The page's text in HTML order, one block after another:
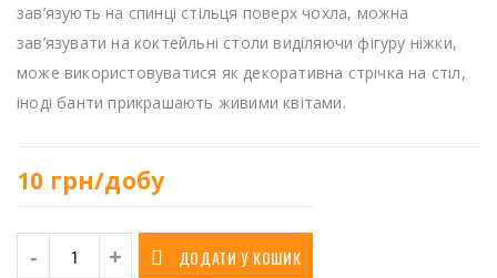
зав’язують на спинці стільця поверх чохла, можна
зав’язувати на коктейльні столи виділяючи фігуру ніжки,
може використовуватися як декоративна стрічка на стіл,
іноді банти прикрашають живими квітами.
10 грн/добу
ДОДАТИ У КОШИК